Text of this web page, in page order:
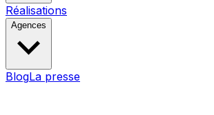
Réalisations
Agences
BlogLa presse